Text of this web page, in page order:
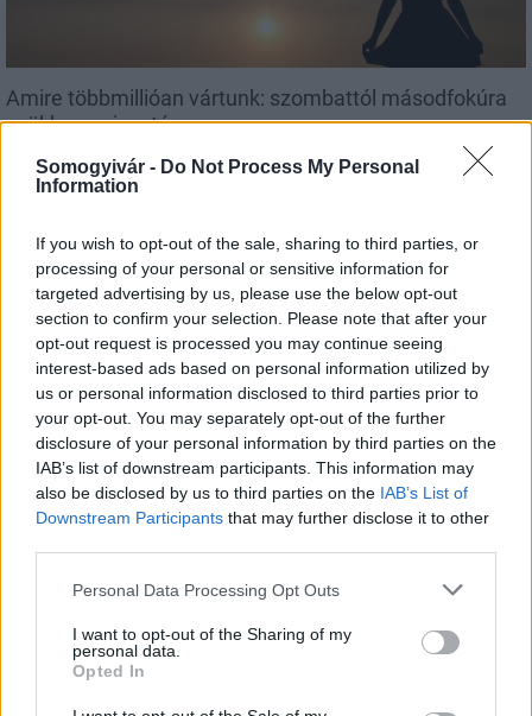
Somogyivár - Do Not Process My Personal
Information
If you wish to opt-out of the sale, sharing to third parties, or
processing of your personal or sensitive information for
targeted advertising by us, please use the below opt-out
section to confirm your selection. Please note that after your
opt-out request is processed you may continue seeing
interest-based ads based on personal information utilized by
us or personal information disclosed to third parties prior to
your opt-out. You may separately opt-out of the further
disclosure of your personal information by third parties on the
IAB’s list of downstream participants. This information may
also be disclosed by us to third parties on the IAB’s List of
Downstream Participants that may further disclose it to other
Please note that this website/app uses one or more Google
not limited to your visit or usage behaviour. You may click to
grant or deny consent to Google and its third-party tags to
use your data for below specified purposes in below Google
consent section.
Personal Data Processing Opt Outs
I want to opt-out of the Sharing of my
personal data.
Opted In
Amire többmillióan vártunk: szombattól másodfokúra
csökken a riasztás
Aktuális
Kevesebb fényt!
Országos hírek